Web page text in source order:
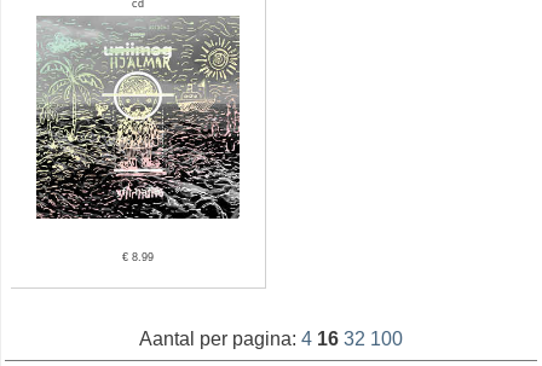
cd
€ 8.99
Aantal per pagina: 4 16 32 100